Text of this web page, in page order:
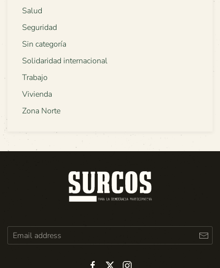
Salud
Seguridad
Sin categoría
Solidaridad internacional
Trabajo
Vivienda
Zona Norte